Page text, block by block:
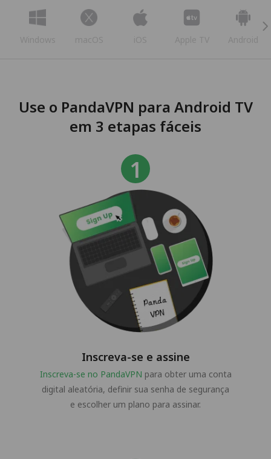
Windows macOS iOS Apple TV Android
Use o PandaVPN para Android TV
em 3 etapas fáceis
Inscreva-se e assine
Inscreva-se no PandaVPN para obter uma conta
digital aleatória, definir sua senha de segurança
e escolher um plano para assinar.